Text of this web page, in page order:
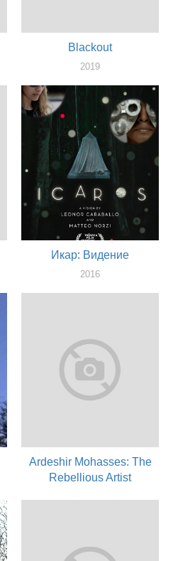
Blackout
2019
Икар: Видение
2016
Ardeshir Mohasses: The
Rebellious Artist